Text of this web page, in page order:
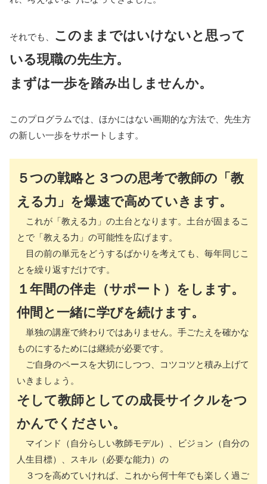
それでも、 このままではいけないと思って
いる現職の先生方。
まずは一歩を踏み出しませんか。
このプログラムでは、ほかにはない画期的な方法で、先生方
の新しい一歩をサポートします。
５つの戦略と３つの思考で教師の「教
える力」を爆速で高めていきます。
これが「教える力」の土台となります。土台が固まるこ
とで「教える力」の可能性を広げます。
目の前の単元をどうするばかりを考えても、毎年同じこ
とを繰り返すだけです。
１年間の伴走（サポート）をします。
仲間と一緒に学びを続けます。
単独の講座で終わりではありません。手ごたえを確かな
ものにするためには継続が必要です。
ご自身のペースを大切にしつつ、コツコツと積み上げて
いきましょう。
そして教師としての成長サイクルをつ
かんでください。
マインド（自分らしい教師モデル）、ビジョン（自分の
人生目標）、スキル（必要な能力）の
３つを高めていければ、これから何十年でも楽しく過ご